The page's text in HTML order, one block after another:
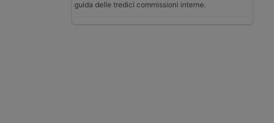
guida delle tredici commissioni interne.